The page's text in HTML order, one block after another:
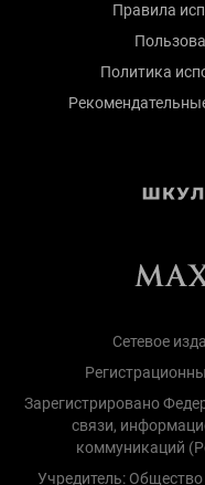
Правила
Политика
Сетевое
Зарегистрировано
связи,
коммуникаций
Учредитель: Общество